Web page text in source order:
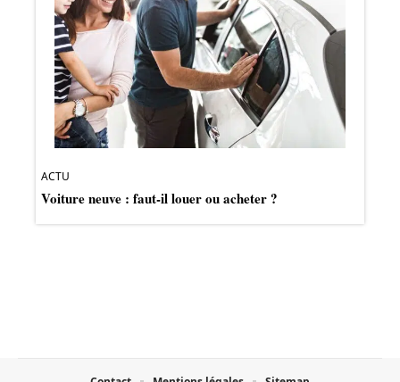
ACTU
Voiture neuve : faut-il louer ou acheter ?